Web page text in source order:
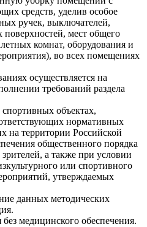
средств, уделив особое
ручек, выключателей,
мест общего
комнат, оборудования и
во всех помещениях
осуществляется на
требований раздела
объектах,
нормативных
на территории Российской
общественного порядка
а также при условии
или спортивного
утверждаемых
данных методических
медицинского обеспечения.